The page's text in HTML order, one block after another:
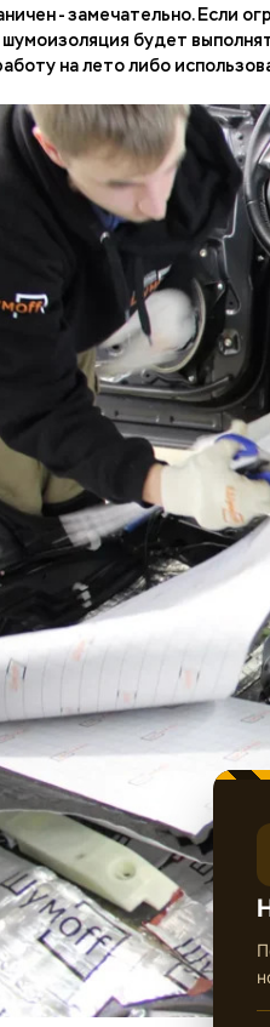
- замечательно. Если
шумоизоляция будет
на лето либо